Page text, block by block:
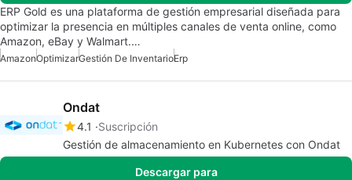
ERP Gold es una plataforma de gestión empresarial diseñada para
optimizar la presencia en múltiples canales de venta online, como
Amazon, eBay y Walmart.…
AmazonOptimizarGestión De InventarioErp
Ondat
4.1
Suscripción
Gestión de almacenamiento en Kubernetes con Ondat
Descargar para